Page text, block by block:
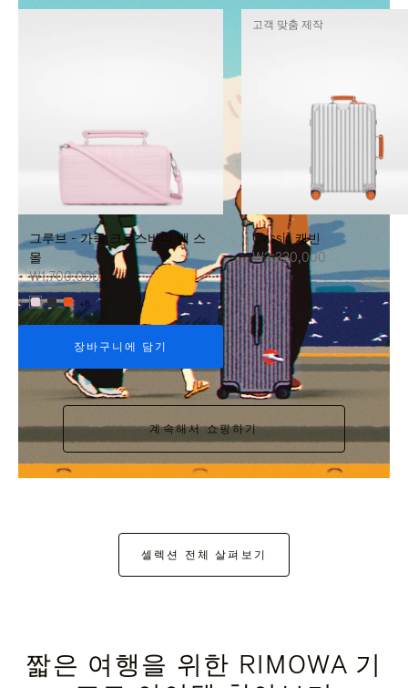
IS
TO
PAUSE
IT
IS
TO
UNMUTE
IT
그루브 - 가죽 크로스바디 백 스
몰
₩1,700,000
+6
장바구니에 담기
Classic 캐빈
₩3,330,000
고객 맞춤 제작
계속해서 쇼핑하기
셀렉션 전체 살펴보기
짧은 여행을 위한 RIMOWA 기